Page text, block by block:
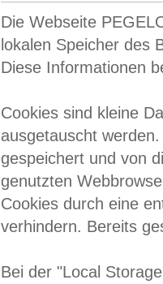
Die Webseite
lokalen Speicher des
Diese Informationen
Cookies sind kleine
ausgetauscht
gespeichert und von
genutzten
Cookies durch eine
verhindern. Bereits
Bei der "Local